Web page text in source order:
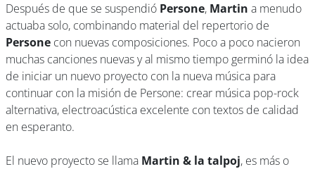
Después de que se suspendió Persone, Martin a menudo
actuaba solo, combinando material del repertorio de
Persone con nuevas composiciones. Poco a poco nacieron
muchas canciones nuevas y al mismo tiempo germinó la idea
de iniciar un nuevo proyecto con la nueva música para
continuar con la misión de Persone: crear música pop-rock
alternativa, electroacústica excelente con textos de calidad
en esperanto.
El nuevo proyecto se llama Martin & la talpoj, es más o